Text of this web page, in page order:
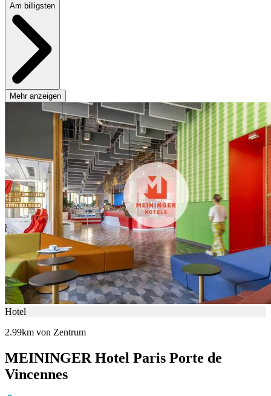
Am billigsten
Mehr anzeigen
Hotel
2.99km von Zentrum
MEININGER Hotel Paris Porte de
Vincennes